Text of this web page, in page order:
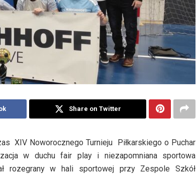
Share on Twitter
XIV Noworocznego Turnieju Piłkarskiego o Puchar
w duchu fair play i niezapomniana sportowa
rozegrany w hali sportowej przy Zespole Szkół